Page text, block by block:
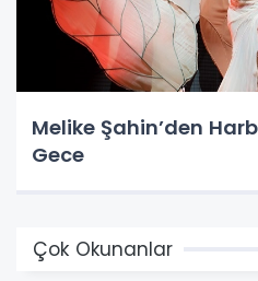
Melike Şahin’den
Gece
Çok Okunanlar